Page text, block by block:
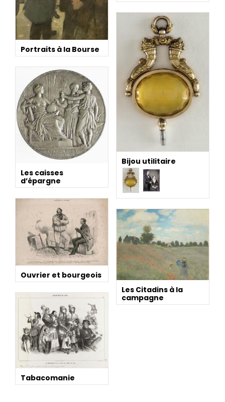
Portraits à la Bourse
Bijou utilitaire
Les caisses
d’épargne
Ouvrier et bourgeois
Les Citadins à la
campagne
Tabacomanie